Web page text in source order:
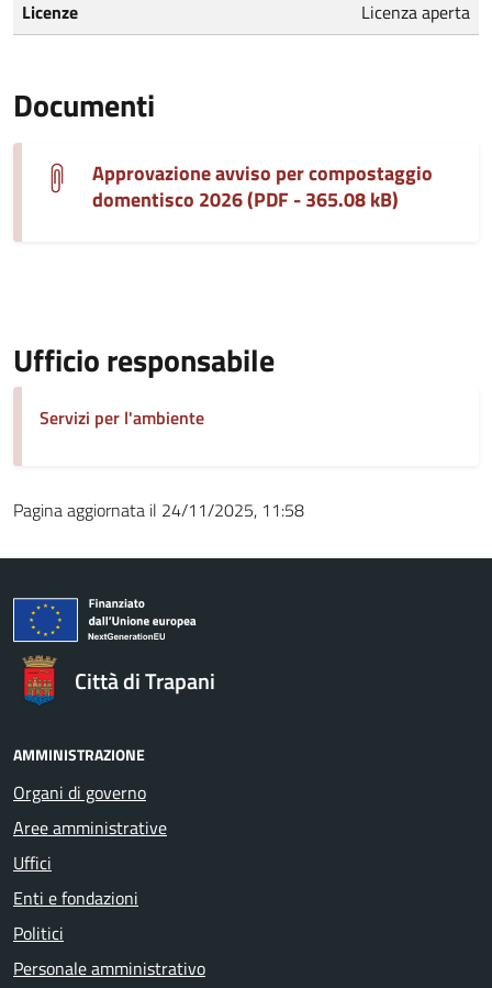
Licenze Licenza aperta
Documenti
Approvazione avviso per compostaggio
domentisco 2026 (PDF - 365.08 kB)
Ufficio responsabile
Servizi per l'ambiente
Pagina aggiornata il 24/11/2025, 11:58
Città di Trapani
AMMINISTRAZIONE
Organi di governo
Aree amministrative
Uffici
Enti e fondazioni
Politici
Personale amministrativo